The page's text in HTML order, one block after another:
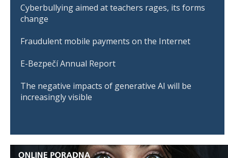
Cyberbullying aimed at teachers rages, its forms
change
Fraudulent mobile payments on the Internet
E-Bezpečí Annual Report
The negative impacts of generative AI will be
increasingly visible